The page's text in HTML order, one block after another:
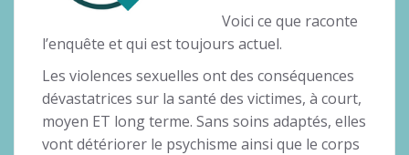
Voici ce que raconte
l’enquête et qui est toujours actuel.
Les violences sexuelles ont des conséquences
dévastatrices sur la santé des victimes, à court,
moyen ET long terme. Sans soins adaptés, elles
vont détériorer le psychisme ainsi que le corps